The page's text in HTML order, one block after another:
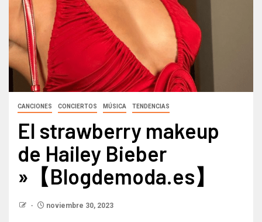
CANCIONES CONCIERTOS MÚSICA TENDENCIAS
El strawberry makeup
de Hailey Bieber
»【Blogdemoda.es】
noviembre 30, 2023